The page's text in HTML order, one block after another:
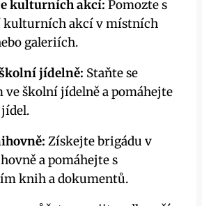
kulturních akcí: Pomozte s
kulturních akcí v místních
galeriích.
jídelně: Staňte se
ve školní jídelně a pomáhejte
Získejte brigádu v
a pomáhejte s
knih a dokumentů.